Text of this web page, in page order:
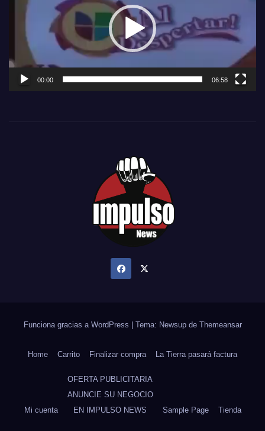
00:00 06:58
Funciona gracias a WordPress Tema: Newsup de Themeansar
Home Carrito Finalizar compra La Tierra pasará factura
Mi cuenta
OFERTA PUBLICITARIA
ANUNCIE SU NEGOCIO
EN IMPULSO NEWS
Sample Page Tienda